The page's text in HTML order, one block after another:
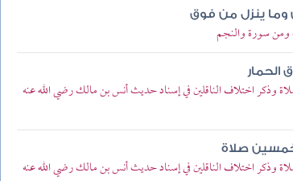
وما ينزل من فوق
ومن سورة والنجم
الحمار
وذكر اختلاف الناقلين في إسناد حديث أنس بن مالك رضي الله عنه
صلاة
وذكر اختلاف الناقلين في إسناد حديث أنس بن مالك رضي الله عنه